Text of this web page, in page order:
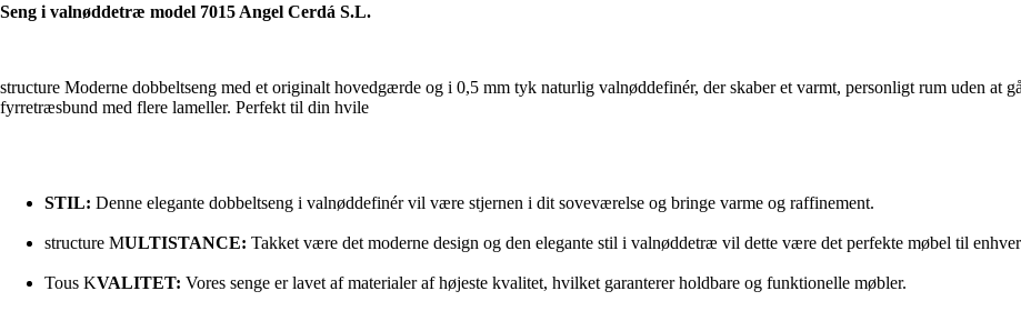
Seng i valnøddetræ model 7015 Angel Cerdá S.L.
structure Moderne dobbeltseng med et originalt hovedgærde og i 0,5 mm tyk naturlig valnøddefinér, der skaber et varmt, personligt rum uden at
fyrretræsbund med flere lameller. Perfekt til din hvile
STIL: Denne elegante dobbeltseng i valnøddefinér vil være stjernen i dit soveværelse og bringe varme og raffinement.
structure MULTISTANCE: Takket være det moderne design og den elegante stil i valnøddetræ vil dette være det perfekte møbel til
Tous KVALITET: Vores senge er lavet af materialer af højeste kvalitet, hvilket garanterer holdbare og funktionelle møbler.